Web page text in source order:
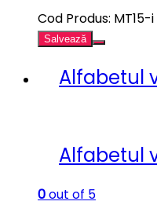
Cod Produs: MT15-i
Salvează
Alfabetul
Alfabetul
0out of 5